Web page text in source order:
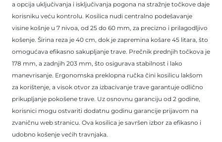
a opcija uključivanja i isključivanja pogona na stražnje točkove daje
korisniku veću kontrolu. Kosilica nudi centralno podešavanje
visine košnje u 7 nivoa, od 25 do 60 mm, za precizno i prilagodljivo
košenje. Širina reza je 40 cm, dok je zapremina košare 45 litara, što
omogućava efikasno sakupljanje trave. Prečnik prednjih točkova je
178 mm, a zadnjih 203 mm, što osigurava stabilnost i lako
manevrisanje. Ergonomska preklopna ručka čini kosilicu lakšom
za korištenje, a visok otvor za izbacivanje trave garantuje odlično
prikupljanje pokošene trave. Uz osnovnu garanciju od 2 godine,
korisnici mogu ostvariti dodatnu godinu garancije prijavom na
zvaničnu web stranicu. Ova kosilica je savršen izbor za efikasno i
udobno košenje većih travnjaka.